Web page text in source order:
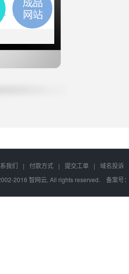
我们 | 付款方式 | 提交工单 | 域名投诉
2016 智网云, All rights reserved. 备案号：